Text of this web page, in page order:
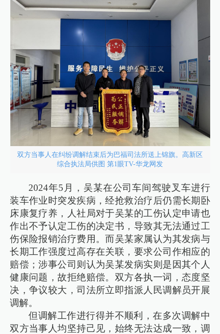
双方当事人在纠纷调解结束后为巴福司法所送上锦旗。高新区
综合执法局供图 第1眼TV-华龙网发
2024年5月，吴某在公司车间驾驶叉车进行
装车作业时突发疾病，经抢救治疗后仍需长期卧
床康复疗养，人社局对于吴某的工伤认定申请也
作出不予认定工伤的决定书，导致其无法通过工
伤保险报销治疗费用。而吴某家属认为其发病与
长期工作强度过高存在关联，要求公司作相应的
赔偿；涉事公司则认为吴某发病实则是因其个人
健康问题，故拒绝赔偿。双方各执一词，态度坚
决，争议较大，司法所立即指派人民调解员开展
调解。
但调解工作进行得并不顺利，在多次调解中
双方当事人均坚持己见，始终无法达成一致，调